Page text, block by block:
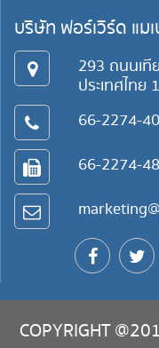
บริษัท ฟอร์เวิร์ด แม
293 ถนนเ
ประเทศไทย
66-2274-
66-2274-
COPYRIGHT